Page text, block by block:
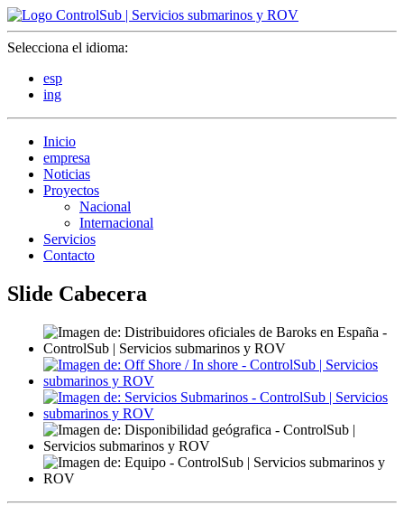
Selecciona el idioma:
esp
ing
Inicio
empresa
Noticias
Proyectos
Nacional
Internacional
Servicios
Contacto
Slide Cabecera